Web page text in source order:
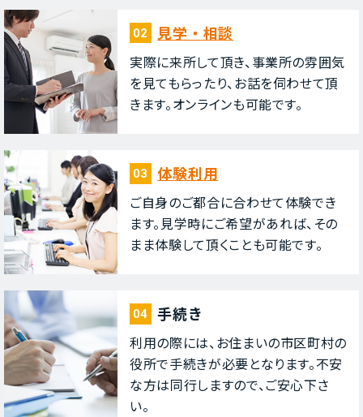
02 ⾒学・相談
実際に来所して頂き、事業所の雰囲気
を⾒てもらったり、お話を伺わせて頂
きます。オンラインも可能です。
03 体験利⽤
ご⾃⾝のご都合に合わせて体験でき
ます。⾒学時にご希望があれば、その
まま体験して頂くことも可能です。
04 ⼿続き
利⽤の際には、お住まいの市区町村の
役所で⼿続きが必要となります。不安
な⽅は同⾏しますので、ご安⼼下さ
い。